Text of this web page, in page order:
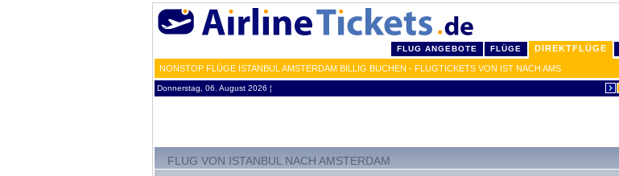
FLUG ANGEBOTE FLÜGE DIREKTFLÜGE
NONSTOP FLÜGE ISTANBUL AMSTERDAM BILLIG BUCHEN - FLUGTICKETS VON IST NACH AMS
Donnerstag, 06. August 2026 ¦
FLUG VON ISTANBUL NACH AMSTERDAM